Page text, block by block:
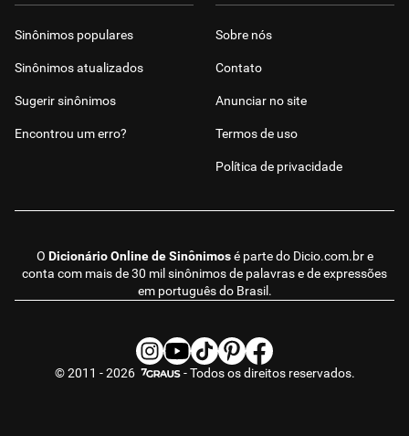
O Dicionário Online de Sinônimosé parte do Dicio.com.bre
conta com mais de 30 mil sinônimos de palavras e de expressões
em português do Brasil.
Sinônimos populares
Sinônimos atualizados
Sugerir sinônimos
Encontrou um erro?
Sobre nós
Contato
Anunciar no site
Termos de uso
Política de privacidade
© 2011 - 2026 - Todos os direitos reservados.